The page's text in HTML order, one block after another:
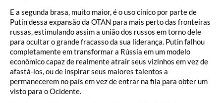
E a segunda brasa, muito maior, é o uso cínico por parte de
Putin dessa expansão da OTAN para mais perto das fronteiras
russas, estimulando assim a união dos russos em torno dele
para ocultar o grande fracasso da sua liderança. Putin falhou
completamente em transformar a Rússia em um modelo
econômico capaz de realmente atrair seus vizinhos em vez de
afastá-los, ou de inspirar seus maiores talentos a
permanecerem no país em vez de entrar na fila para obter um
visto para o Ocidente.